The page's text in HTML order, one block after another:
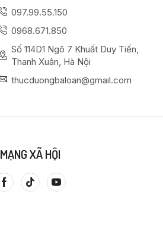
097.99.55.150
0968.671.850
Số 114D1 Ngõ 7 Khuất Duy Tiến,
Thanh Xuân, Hà Nội
thucduongbaloan@gmail.com
MẠNG XÃ HỘI